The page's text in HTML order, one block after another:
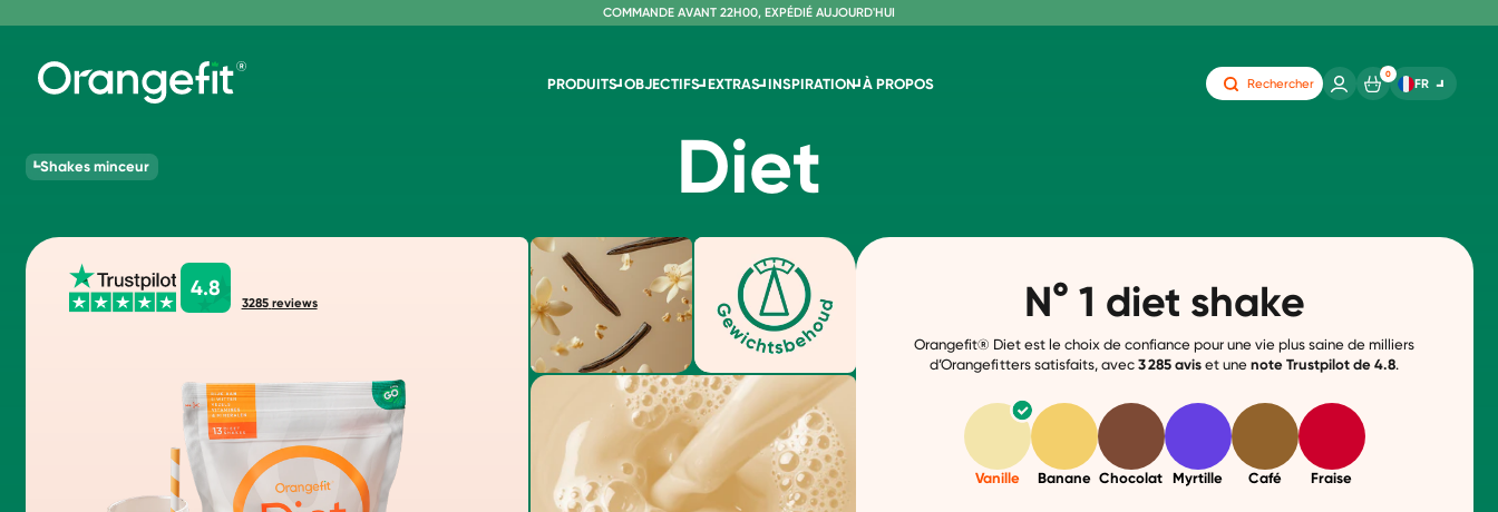
SANS LACTOSE ET SUCRALOSE
COMMANDE AVANT 22H00, EXPÉDIÉ AUJOURD'HUI
LIVRAISON GRATUITE À PARTIR DE 60€
PRODUITS OBJECTIFS EXTRAS INSPIRATION À PROPOS Rechercher
0
FR
Shakes minceur Diet
4.8
3285 reviews N° 1 diet shake
Orangefit® Diet est le choix de confiance pour une vie plus saine de milliers
d’Orangefitters satisfaits, avec3 285 avis et unenote Trustpilot de 4.8.
Vanille Banane Chocolat Myrtille Café Fraise